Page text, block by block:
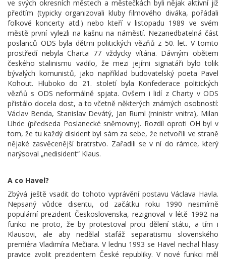
ve svých okresních městech a městečkách byli nějak aktivní již
předtím (typicky organizovali kluby filmového diváka, pořádali
folkové koncerty atd.) nebo kteří v listopadu 1989 ve svém
městě první vylezli na kašnu na náměstí. Nezanedbatelná část
poslanců ODS byla dětmi politických vězňů z 50. let. V tomto
prostředí nebyla Charta 77 vždycky vítána. Dávným obětem
českého stalinismu vadilo, že mezi jejími signatáři bylo tolik
bývalých komunistů, jako například budovatelský poeta Pavel
Kohout. Hluboko do 21. století byla Konfederace politických
vězňů s ODS neformálně spjata. Ovšem i lidí z Charty v ODS
přistálo docela dost, a to včetně některých známých osobností:
Václav Benda, Stanislav Devátý, Jan Ruml (ministr vnitra), Milan
Uhde (předseda Poslanecké sněmovny). Rozdíl oproti OH byl v
tom, že tu každý disident byl sám za sebe, že netvořili ve straně
nějaké zasvěcenější bratrstvo. Zařadili se v ní do rámce, který
narýsoval „nedisident“ Klaus.
A co Havel?
Zbývá ještě vsadit do tohoto vyprávění postavu Václava Havla.
Nepsaný vůdce disentu, od začátku roku 1990 nesmírně
populární prezident Československa, rezignoval v létě 1992 na
funkci ne proto, že by protestoval proti dělení státu, a tím i
Klausovi, ale aby nedělal stafáž separatismu slovenského
premiéra Vladimíra Mečiara. V lednu 1993 se Havel nechal hlasy
pravice zvolit prezidentem České republiky. V nové funkci měl